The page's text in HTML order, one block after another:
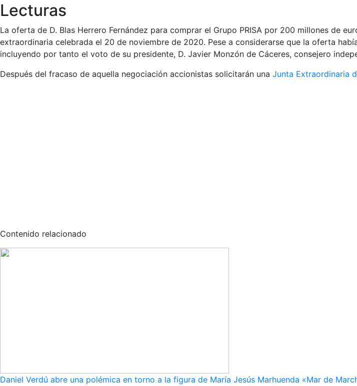
Lecturas
La oferta de D. Blas Herrero Fernández para comprar el Grupo PRISA por 200 millones de
extraordinaria celebrada el 20 de noviembre de 2020. Pese a considerarse que la oferta
incluyendo por tanto el voto de su presidente, D. Javier Monzón de Cáceres, consejero
Después del fracaso de aquella negociación accionistas solicitarán una Junta Extraordinaria
Contenido relacionado
Daniel Verdú abre una polémica en torno a la figura de María Jesús Marhuenda «Mar de